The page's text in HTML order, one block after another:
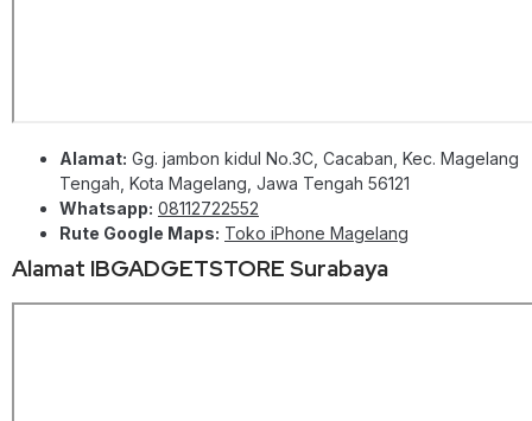
Alamat: Gg. jambon kidul No.3C, Cacaban, Kec. Magelang
Tengah, Kota Magelang, Jawa Tengah 56121
Whatsapp: 08112722552
Rute Google Maps: Toko iPhone Magelang
Alamat IBGADGETSTORE Surabaya